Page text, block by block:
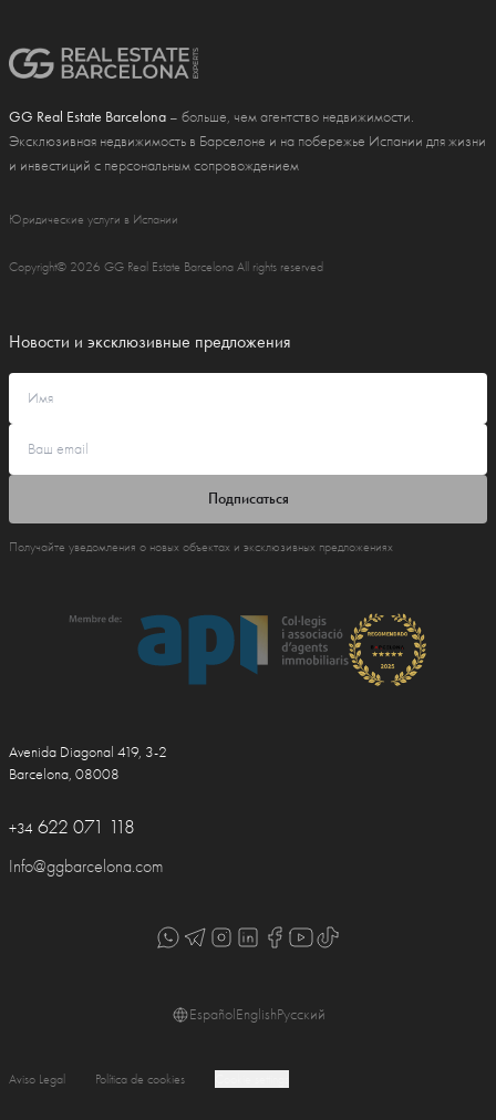
GG Real Estate Barcelona – больше, чем агентство недвижимости.
Эксклюзивная недвижимость в Барселоне и на побережье Испании для жизни
и инвестиций с персональным сопровождением
Юридические услуги в Испании
Copyright© 2026 GG Real Estate Barcelona All rights reserved
Новости и эксклюзивные предложения
Подписаться
Получайте уведомления о новых объектах и эксклюзивных предложениях
Avenida Diagonal 419, 3-2
Barcelona, 08008
+34 622 071 118
Info@ggbarcelona.com
EspañolEnglishРусский
Aviso Legal Política de cookies